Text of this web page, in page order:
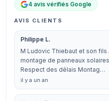
4 avis vérifiés Google
AVIS CLIENTS
Philippe L.
M Ludovic Thiebaut et son
montage de panneaux
Respect des délais Montag…
il y a un an